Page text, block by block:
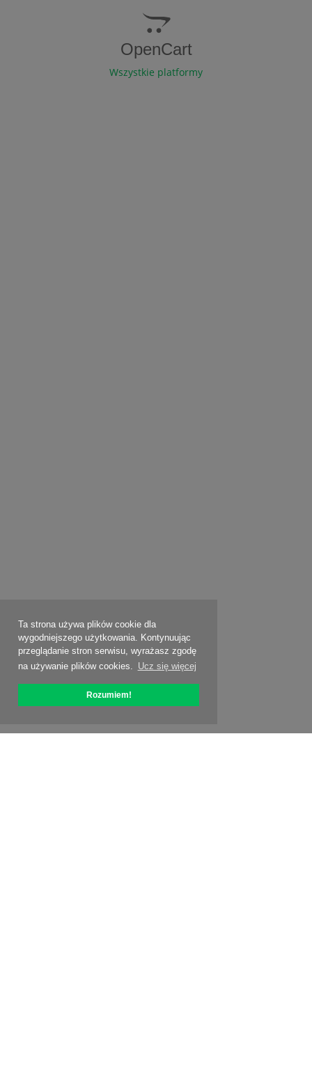
Ta strona używa plików cookie dla
wygodniejszego użytkowania. Kontynuując
przeglądanie stron serwisu, wyrażasz zgodę
na używanie plików cookies. Ucz się więcej
Rozumiem!
OpenCart
Wszystkie platformy